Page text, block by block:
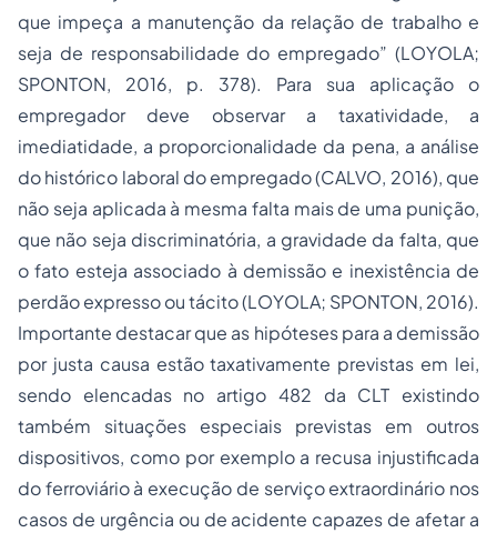
que impeça a manutenção da relação de trabalho e
seja de responsabilidade do empregado” (LOYOLA;
SPONTON, 2016, p. 378). Para sua aplicação o
empregador deve observar a taxatividade, a
imediatidade, a proporcionalidade da pena, a análise
do histórico laboral do empregado (CALVO, 2016), que
não seja aplicada à mesma falta mais de uma punição,
que não seja discriminatória, a gravidade da falta, que
o fato esteja associado à demissão e inexistência de
perdão expresso ou tácito (LOYOLA; SPONTON, 2016).
Importante destacar que as hipóteses para a demissão
por justa causa estão taxativamente previstas em lei,
sendo elencadas no artigo 482 da CLT existindo
também situações especiais previstas em outros
dispositivos, como por exemplo a recusa injustificada
do ferroviário à execução de serviço extraordinário nos
casos de urgência ou de acidente capazes de afetar a